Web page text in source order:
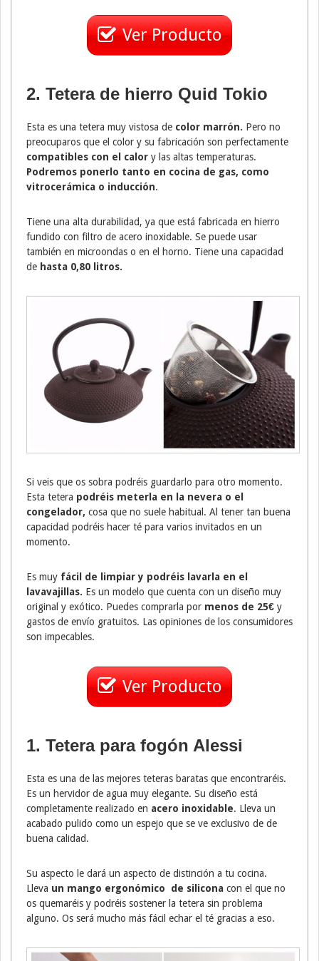
Ver Producto
2. Tetera de hierro Quid Tokio
Esta es una tetera muy vistosa de color marrón. Pero no
preocuparos que el color y su fabricación son perfectamente
compatibles con el calor y las altas temperaturas.
Podremos ponerlo tanto en cocina de gas, como
vitrocerámica o inducción.
Tiene una alta durabilidad, ya que está fabricada en hierro
fundido con filtro de acero inoxidable. Se puede usar
también en microondas o en el horno. Tiene una capacidad
de hasta 0,80 litros.
Si veis que os sobra podréis guardarlo para otro momento.
Esta tetera podréis meterla en la nevera o el
congelador, cosa que no suele habitual. Al tener tan buena
capacidad podréis hacer té para varios invitados en un
momento.
Es muy fácil de limpiar y podréis lavarla en el
lavavajillas. Es un modelo que cuenta con un diseño muy
original y exótico. Puedes comprarla por menos de 25€ y
gastos de envío gratuitos. Las opiniones de los consumidores
son impecables.
Ver Producto
1. Tetera para fogón Alessi
Esta es una de las mejores teteras baratas que encontraréis.
Es un hervidor de agua muy elegante. Su diseño está
completamente realizado en acero inoxidable. Lleva un
acabado pulido como un espejo que se ve exclusivo de de
buena calidad.
Su aspecto le dará un aspecto de distinción a tu cocina.
Lleva un mango ergonómico de silicona con el que no
os quemaréis y podréis sostener la tetera sin problema
alguno. Os será mucho más fácil echar el té gracias a eso.